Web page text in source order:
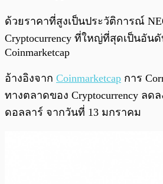
ด้วยราคาที่สูงเป็นประวัติการณ์
Cryptocurrency ที่ใหญ่ที่สุดเป็นอัน
Coinmarketcap
อ้างอิงจาก Coinmarketcap การ
ทางตลาดของ Cryptocurrency ลด
ดอลลาร์ จากวันที่ 13 มกราคม